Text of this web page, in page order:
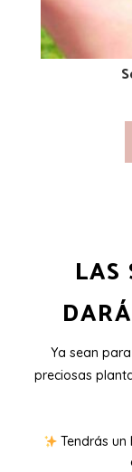
LAS
Ya sean
preciosas
Tendrás